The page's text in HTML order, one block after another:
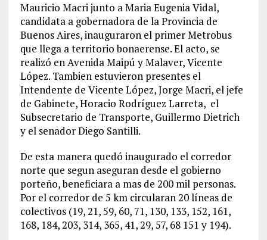
Mauricio Macri junto a Maria Eugenia Vidal,
candidata a gobernadora de la Provincia de
Buenos Aires, inauguraron el primer Metrobus
que llega a territorio bonaerense. El acto, se
realizó en Avenida Maipú y Malaver, Vicente
López. Tambien estuvieron presentes el
Intendente de Vicente López, Jorge Macri, el jefe
de Gabinete, Horacio Rodríguez Larreta, el
Subsecretario de Transporte, Guillermo Dietrich
y el senador Diego Santilli.
De esta manera quedó inaugurado el corredor
norte que segun aseguran desde el gobierno
porteño, beneficiara a mas de 200 mil personas.
Por el corredor de 5 km circularan 20 líneas de
colectivos (19, 21, 59, 60, 71, 130, 133, 152, 161,
168, 184, 203, 314, 365, 41, 29, 57, 68 151 y 194).